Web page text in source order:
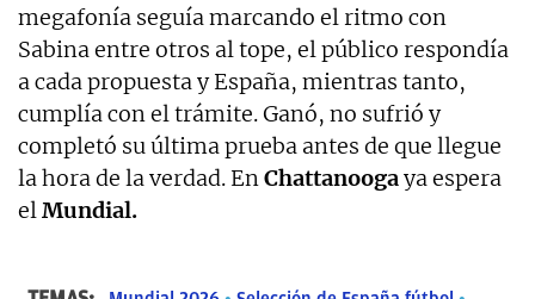
megafonía seguía marcando el ritmo con
Sabina entre otros al tope, el público respondía
a cada propuesta y España, mientras tanto,
cumplía con el trámite. Ganó, no sufrió y
completó su última prueba antes de que llegue
la hora de la verdad. EnChattanoogaya espera
elMundial.